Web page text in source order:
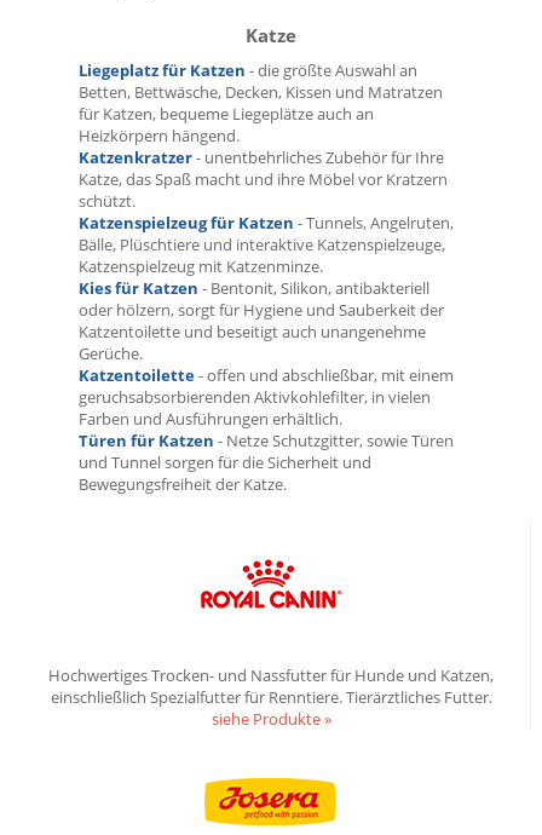
Katze
Liegeplatz für Katzen - die größte Auswahl an
Betten, Bettwäsche, Decken, Kissen und Matratzen
für Katzen, bequeme Liegeplätze auch an
Heizkörpern hängend.
Katzenkratzer- unentbehrliches Zubehör für Ihre
Katze, das Spaß macht und ihre Möbel vor Kratzern
schützt.
Katzenspielzeug für Katzen - Tunnels, Angelruten,
Bälle, Plüschtiere und interaktive Katzenspielzeuge,
Katzenspielzeug mit Katzenminze.
Kies für Katzen - Bentonit, Silikon, antibakteriell
oder hölzern, sorgt für Hygiene und Sauberkeit der
Katzentoilette und beseitigt auch unangenehme
Gerüche.
Katzentoilette- offen und abschließbar, mit einem
geruchsabsorbierenden Aktivkohlefilter, in vielen
Farben und Ausführungen erhältlich.
Türen für Katzen - Netze Schutzgitter, sowie Türen
und Tunnel sorgen für die Sicherheit und
Bewegungsfreiheit der Katze.
Hochwertiges Trocken- und Nassfutter für Hunde und Katzen,
einschließlich Spezialfutter für Renntiere. Tierärztliches Futter.
siehe Produkte »